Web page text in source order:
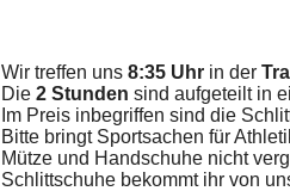
Wir treffen uns 8:35 Uhr in der
Die 2 Stunden sind aufgeteilt in
Im Preis inbegriffen sind die
Bitte bringt Sportsachen für
Mütze und Handschuhe nicht
Schlittschuhe bekommt ihr von